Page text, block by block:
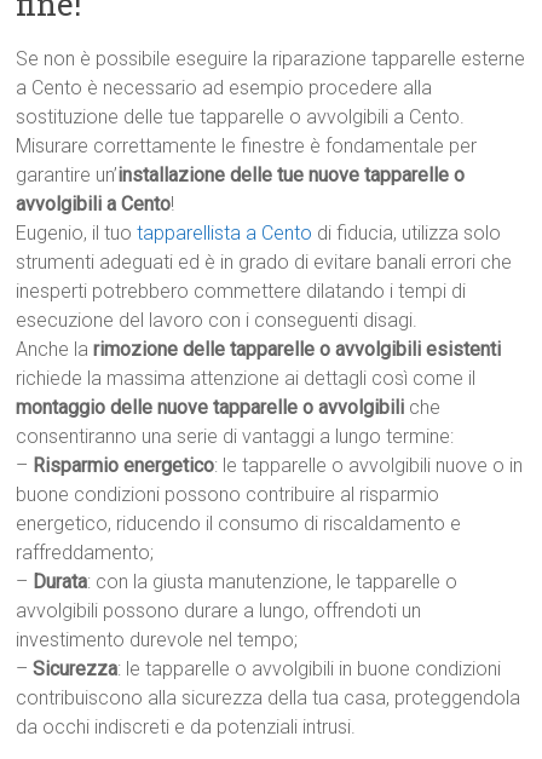
Se non è possibile eseguire la riparazione tapparelle esterne
a Cento è necessario ad esempio procedere alla
sostituzione delle tue tapparelle o avvolgibili a Cento.
Misurare correttamente le finestre è fondamentale per
garantire un’installazione delle tue nuove tapparelle o
avvolgibili a Cento!
Eugenio, il tuo tapparellista a Cento di fiducia, utilizza solo
strumenti adeguati ed è in grado di evitare banali errori che
inesperti potrebbero commettere dilatando i tempi di
esecuzione del lavoro con i conseguenti disagi.
Anche larimozione delle tapparelle o avvolgibili esistenti
richiede la massima attenzione ai dettagli così come il
montaggio delle nuove tapparelle o avvolgibili che
consentiranno una serie di vantaggi a lungo termine:
– Risparmio energetico: le tapparelle o avvolgibili nuove o in
buone condizioni possono contribuire al risparmio
energetico, riducendo il consumo di riscaldamento e
raffreddamento;
– Durata: con la giusta manutenzione, le tapparelle o
avvolgibili possono durare a lungo, offrendoti un
investimento durevole nel tempo;
–Sicurezza: le tapparelle o avvolgibili in buone condizioni
contribuiscono alla sicurezza della tua casa, proteggendola
da occhi indiscreti e da potenziali intrusi.